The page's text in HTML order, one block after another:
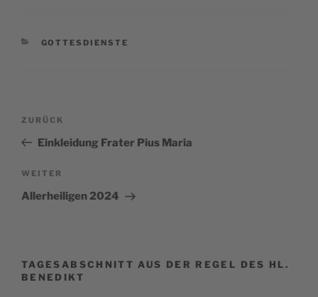
KATEGORIEN
GOTTESDIENSTE
Beitragsnavigation
Vorheriger
Beitrag
ZURÜCK
Einkleidung Frater Pius Maria
Nächster
Beitrag
WEITER
Allerheiligen 2024
TAGESABSCHNITT AUS DER REGEL DES HL.
BENEDIKT